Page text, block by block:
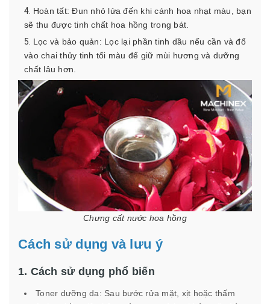
Hoàn tất: Đun nhỏ lửa đến khi cánh hoa nhạt màu, bạn
sẽ thu được tinh chất hoa hồng trong bát.
Lọc và bảo quản: Lọc lại phần tinh dầu nếu cần và đổ
vào chai thủy tinh tối màu để giữ mùi hương và dưỡng
chất lâu hơn.
Chưng cất nước hoa hồng
Cách sử dụng và lưu ý
1. Cách sử dụng phổ biến
Toner dưỡng da: Sau bước rửa mặt, xịt hoặc thấm